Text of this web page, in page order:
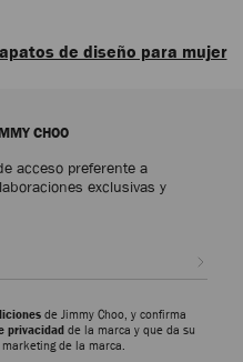
de diseño para mujer
emblemáticos diseños de diario
diseños para cualquier
y los Ixia, presentados con
fondo de armario.
CHOO
acceso preferente a
exclusivas y
de Jimmy Choo, y confirma
privacidad de la marca y que da su
de la marca.